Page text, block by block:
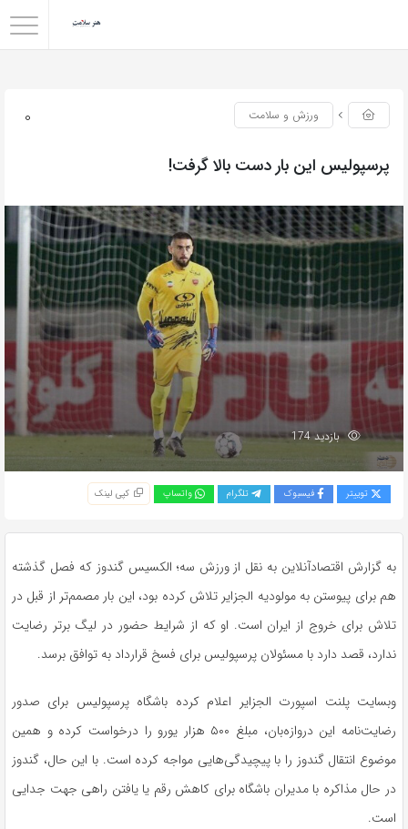
0 ورزش و سلامت
پرسپولیس این بار دست بالا گرفت!
بازدید 174
توییتر فیسبوک تلگرام واتساپ کپی لینک
به گزارش اقتصادآنلاین به نقل از ورزش سه؛ الکسیس گندوز که فصل گذشته
هم برای پیوستن به مولودیه الجزایر تلاش کرده بود، این بار مصمم‌تر از قبل در
تلاش برای خروج از ایران است. او که از شرایط حضور در لیگ برتر رضایت
ندارد، قصد دارد با مسئولان پرسپولیس برای فسخ قرارداد به توافق برسد.
وبسایت پلنت اسپورت الجزایر اعلام کرده باشگاه پرسپولیس برای صدور
رضایت‌نامه این دروازه‌بان، مبلغ ۵۰۰ هزار یورو را درخواست کرده و همین
موضوع انتقال گندوز را با پیچیدگی‌هایی مواجه کرده است. با این حال، گندوز
در حال مذاکره با مدیران باشگاه برای کاهش رقم یا یافتن راهی جهت جدایی
است.